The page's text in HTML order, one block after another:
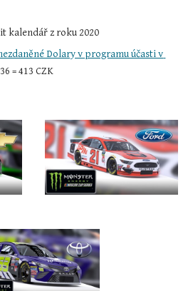
kalendář z roku 2020
Dolary v programu účasti v
= 413 CZK